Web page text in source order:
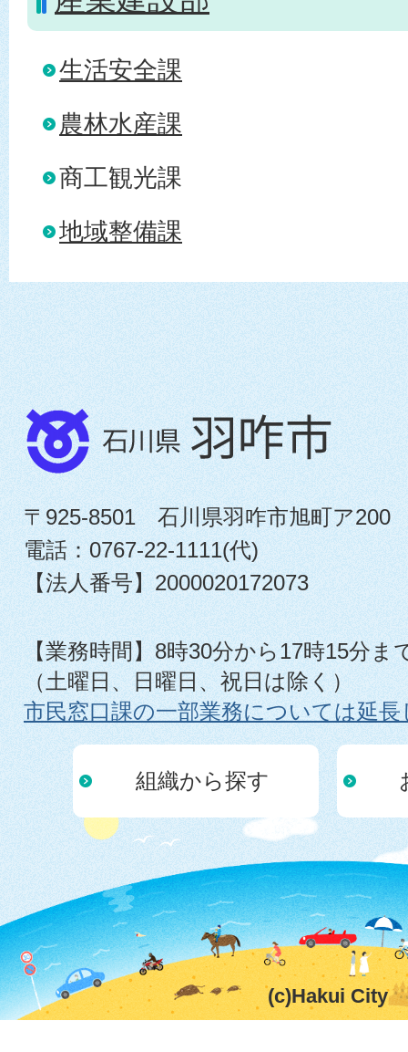
生活安全課
農林水産課
商工観光課
地域整備課
〒925-8501 石川県羽咋市旭町ア200
電話：0767-22-1111(代)
【法人番号】2000020172073
【業務時間】8時30分から17時15分ま
（土曜日、日曜日、祝日は除く）
市民窓口課の一部業務については延
組織から探す
(c)Hakui City